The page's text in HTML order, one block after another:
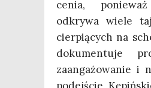
ce­nia,
odkry­wa wie­le
cier­pią­cych na
doku­men­tu­je
zaan­ga­żo­wa­nie i